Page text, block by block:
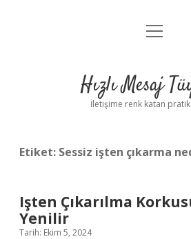
Anasayfa
Yasal Uyarı
menüyü
Hızlı Mesaj
İletişime renk katan
Etiket: Sessiz işten çıkarma
Işten Çıkarılma
Yenilir
Tarih: Ekim 5, 2024